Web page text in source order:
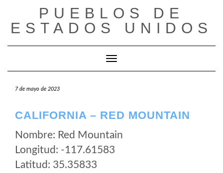
contenido
PUEBLOS DE
ESTADOS UNIDOS
Cambiar modo de navegación
7 de mayo de 2023
CALIFORNIA – RED MOUNTAIN
Nombre: Red Mountain
Longitud: -117.61583
Latitud: 35.35833